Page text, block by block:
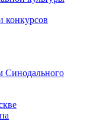
конкурсов
Синодального